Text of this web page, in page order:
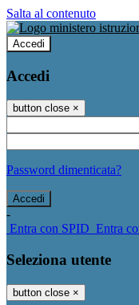
Salta al contenuto
Accedi
Accedi
button close ×
Password dimenticata?
-
Entra con SPID Entra
Seleziona utente
button close ×